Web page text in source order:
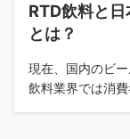
RTD飲料と
とは？
現在、国内のビ
飲料業界では消